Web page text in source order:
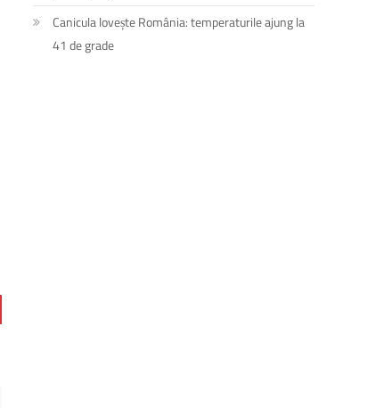
Canicula lovește România: temperaturile ajung la
41 de grade